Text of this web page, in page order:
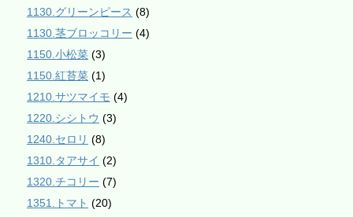
1130.グリーンピース (8)
1130.茎ブロッコリー (4)
1150.小松菜 (3)
1150.紅苔菜 (1)
1210.サツマイモ (4)
1220.シシトウ (3)
1240.セロリ (8)
1310.タアサイ (2)
1320.チコリー (7)
1351.トマト (20)